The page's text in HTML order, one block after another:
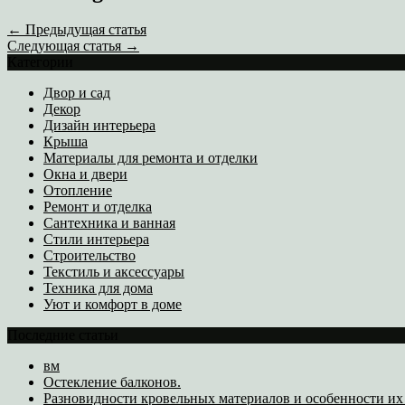
← Предыдущая статья
Следующая статья →
Двор и сад
Декор
Дизайн интерьера
Крыша
Материалы для ремонта и отделки
Окна и двери
Отопление
Ремонт и отделка
Сантехника и ванная
Стили интерьера
Строительство
Текстиль и аксессуары
Техника для дома
Уют и комфорт в доме
вм
Остекление балконов.
Разновидности кровельных материалов и особенности